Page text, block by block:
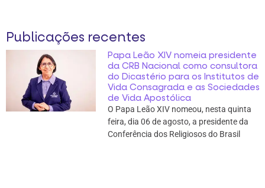
Publicações recentes
Papa Leão XIV nomeia presidente
da CRB Nacional como consultora
do Dicastério para os Institutos de
Vida Consagrada e as Sociedades
de Vida Apostólica
O Papa Leão XIV nomeou, nesta quinta
feira, dia 06 de agosto, a presidente da
Conferência dos Religiosos do Brasil